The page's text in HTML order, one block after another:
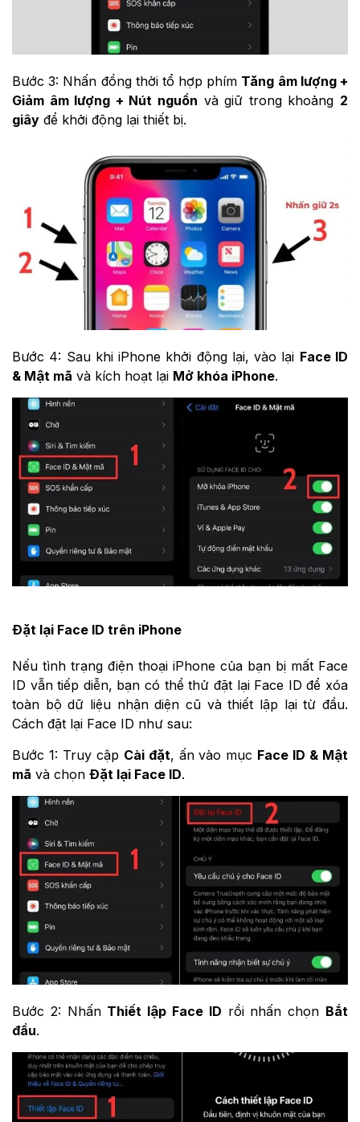
Bước 3: Nhấn đồng thời tổ hợp phím Tăng âm lượng +
Giảm âm lượng + Nút nguồn và giữ trong khoảng 2
giây để khởi động lại thiết bị.
Bước 4: Sau khi iPhone khởi động lại, vào lại Face ID
& Mật mã và kích hoạt lại Mở khóa iPhone.
Đặt lại Face ID trên iPhone
Nếu tình trạng điện thoại iPhone của bạn bị mất Face
ID vẫn tiếp diễn, bạn có thể thử đặt lại Face ID để xóa
toàn bộ dữ liệu nhận diện cũ và thiết lập lại từ đầu.
Cách đặt lại Face ID như sau:
Bước 1: Truy cập Cài đặt, ấn vào mục Face ID & Mật
mã và chọn Đặt lại Face ID.
Bước 2: Nhấn Thiết lập Face ID rồi nhấn chọn Bắt
đầu.